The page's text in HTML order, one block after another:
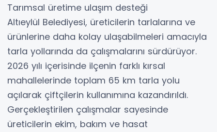
Tarımsal üretime ulaşım desteği
Altıeylül Belediyesi, üreticilerin tarlalarına ve
ürünlerine daha kolay ulaşabilmeleri amacıyla
tarla yollarında da çalışmalarını sürdürüyor.
2026 yılı içerisinde ilçenin farklı kırsal
mahallelerinde toplam 65 km tarla yolu
açılarak çiftçilerin kullanımına kazandırıldı.
Gerçekleştirilen çalışmalar sayesinde
üreticilerin ekim, bakım ve hasat